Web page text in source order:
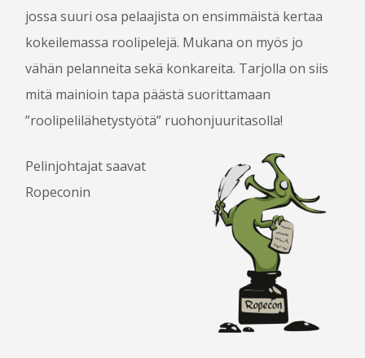
OHJELMA
PELIT
CROSSGAMES
KOKEMUSPISTE
PROPPINÄYTTELY
KILPAILUJEN TULOKSET
jossa suuri osa pelaajista on ensimmäistä kertaa
kokeilemassa roolipelejä. Mukana on myös jo
vähän pelanneita sekä konkareita. Tarjolla on siis
mitä mainioin tapa päästä suorittamaan
”roolipelilähetystyötä” ruohonjuuritasolla!
Pelinjohtajat saavat
Ropeconin